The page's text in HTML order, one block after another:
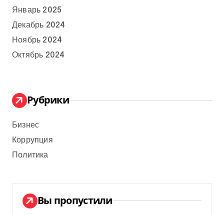
Январь 2025
Декабрь 2024
Ноябрь 2024
Октябрь 2024
Рубрики
Бизнес
Коррупция
Политика
Вы пропустили